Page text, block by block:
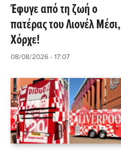
Έφυγε από τη ζωή ο
πατέρας του Λιονέλ Μέσι,
Χόρχε!
08/08/2026 - 17:07